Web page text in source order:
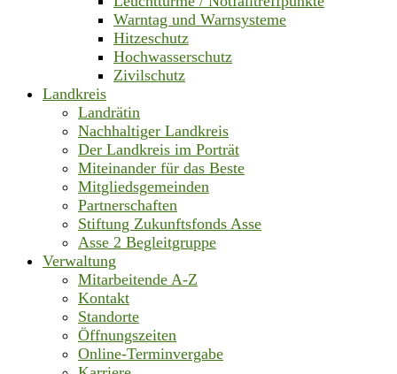
Warntag und Warnsysteme
Hitzeschutz
Hochwasserschutz
Zivilschutz
Landkreis
Landrätin
Nachhaltiger Landkreis
Der Landkreis im Porträt
Miteinander für das Beste
Mitgliedsgemeinden
Partnerschaften
Stiftung Zukunftsfonds Asse
Asse 2 Begleitgruppe
Verwaltung
Mitarbeitende A-Z
Kontakt
Standorte
Öffnungszeiten
Online-Terminvergabe